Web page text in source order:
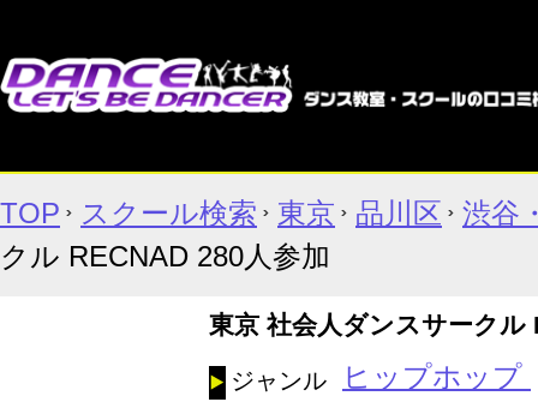
TOP スクール検索 東京 品川区
渋谷
クル RECNAD 280人参加
東京 社会人ダンスサークル
ジャンル
ヒップホップ